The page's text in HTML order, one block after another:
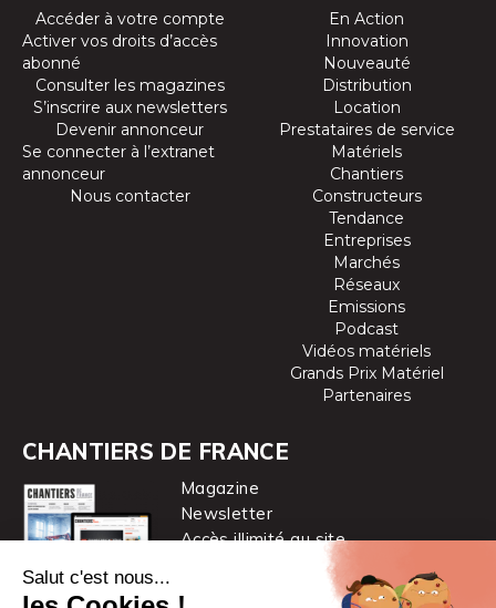
Accéder à votre compte
Activer vos droits d’accès
abonné
Consulter les magazines
S’inscrire aux newsletters
Devenir annonceur
Se connecter à l’extranet
annonceur
Nous contacter
En Action
Innovation
Nouveauté
Distribution
Location
Prestataires de service
Matériels
Chantiers
Constructeurs
Tendance
Entreprises
Marchés
Réseaux
Emissions
Podcast
Vidéos matériels
Grands Prix Matériel
Partenaires
CHANTIERS DE FRANCE
Magazine
Newsletter
Accès illimité au site